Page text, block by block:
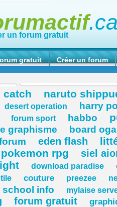
un forum gratuit
gratuit Créer un forum
catch naruto
desert operation harry
forum sport habbo
graphisme
board
eden flash
pokemon rpg siel
download paradise
couture preezee
school info mylaise
forum gratuit